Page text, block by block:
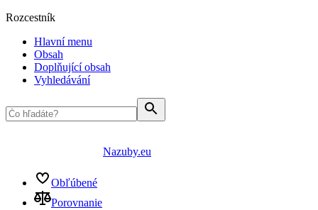
Rozcestník
Hlavní menu
Obsah
Doplňující obsah
Vyhledávání
Nazuby.eu
Obľúbené
Porovnanie